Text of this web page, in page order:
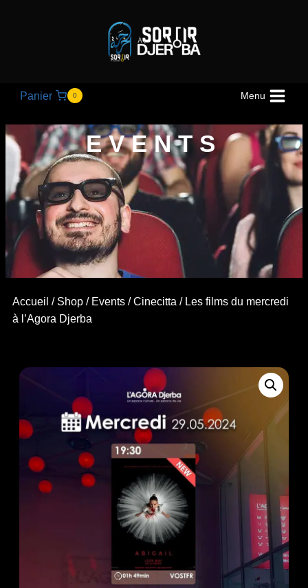
Panier 0 Menu
EVENTS
Accueil / Shop / Events /Cinecitta / Les films du mercredi
à l’Agora Djerba